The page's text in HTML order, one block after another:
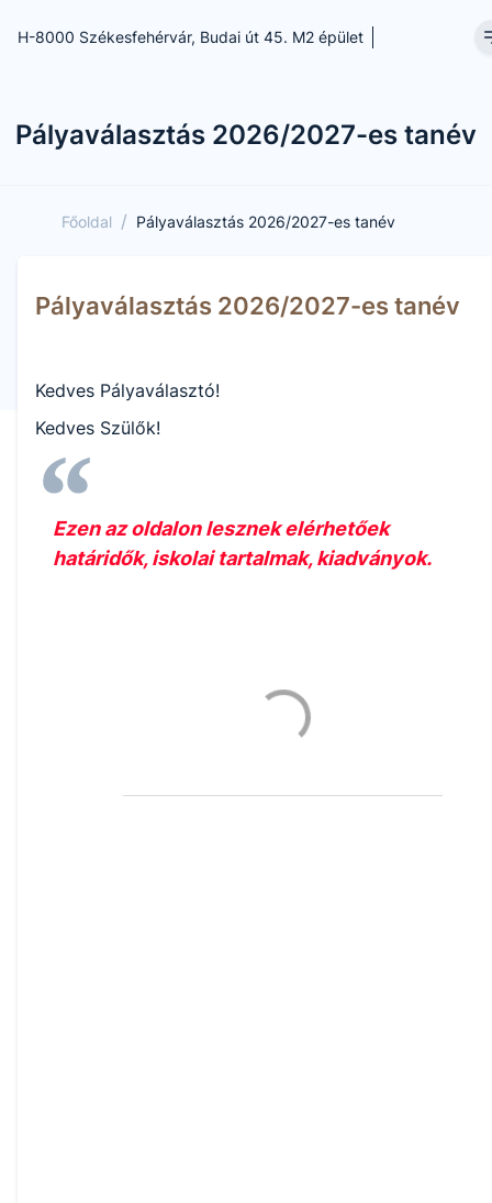
H-8000 Székesfehérvár, Budai út 45. M2 épület
Pályaválasztás 2026/2027-es tanév
Főoldal / Pályaválasztás 2026/2027-es tanév
Pályaválasztás 2026/2027-es tanév
Kedves Pályaválasztó!
Kedves Szülők!
Ezen az oldalon lesznek elérhetőek
határidők, iskolai tartalmak, kiadványok.